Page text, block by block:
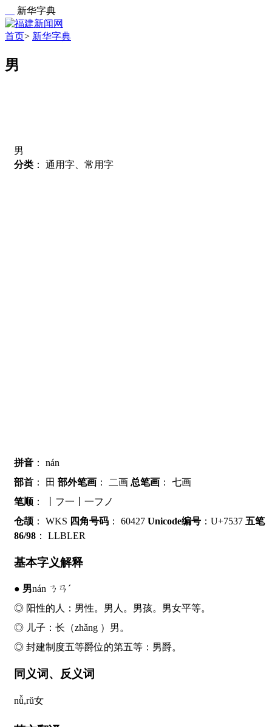
新华字典
首页> 新华字典
男
男
分类 ： 通用字、常用字
拼音 ： nán
部首 ： 田 部外笔画 ： 二画 总笔画 ： 七画
笔顺 ：
丨フ一丨一フノ
仓颉 ： WKS 四角号码 ： 60427 Unicode编号 ：U+7537 五笔
86/98 ： LLBLER
基本字义解释
男nán ㄋㄢˊ
◎ 阳性的人： 男性。 男 人。 男孩。 男女平等。
◎ 儿子：长（zhǎng ） 男 。
◎ 封建制度五等爵位的第五等： 男爵。
同义词、反义词
nǚ,rŭ女